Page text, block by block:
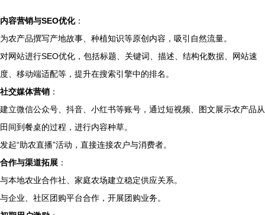
内容营销与SEO优化：
为农产品撰写产地故事、种植知识等原创内容，吸引自然流量。
对网站进行SEO优化，包括标题、关键词、描述、结构化数据、网站速
度、移动端适配等，提升在搜索引擎中的排名。
社交媒体营销 ：
建立微信公众号、抖音、小红书等账号，通过短视频、图文展示农产品从
田间到餐桌的过程，进行内容种草。
发起“助农直播”活动，直接连接农户与消费者。
合作与渠道拓展 ：
与本地农业合作社、家庭农场建立稳定供应关系。
与企业、社区团购平台合作，开展团购业务。